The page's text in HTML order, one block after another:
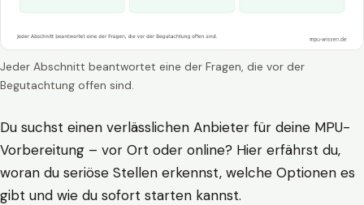
Jeder Abschnitt beantwortet eine der Fragen, die vor der
Begutachtung offen sind.
Du suchst einen verlässlichen Anbieter für deine MPU-
Vorbereitung – vor Ort oder online? Hier erfährst du,
woran du seriöse Stellen erkennst, welche Optionen es
gibt und wie du sofort starten kannst.